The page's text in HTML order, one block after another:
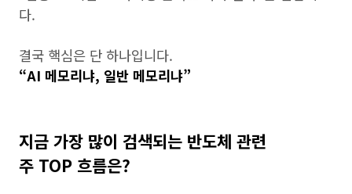
다.
결국 핵심은 단 하나입니다.
“AI 메모리냐, 일반 메모리냐”
지금 가장 많이 검색되는 반도체 관련
주 TOP 흐름은?